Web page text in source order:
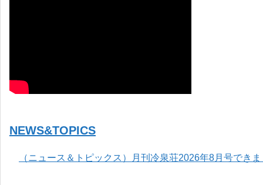
NEWS&TOPICS
（ニュース＆トピックス）月刊冷泉荘2026年8月号でき